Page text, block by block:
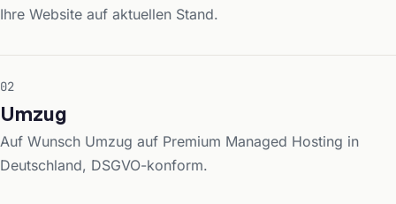
Ihre Website auf aktuellen Stand.
02
Umzug
Auf Wunsch Umzug auf Premium Managed Hosting in
Deutschland, DSGVO-konform.